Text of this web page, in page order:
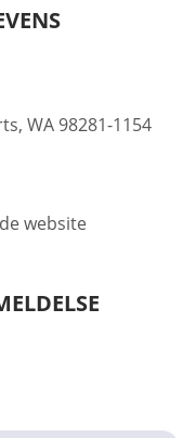
WA 98281-1154
website